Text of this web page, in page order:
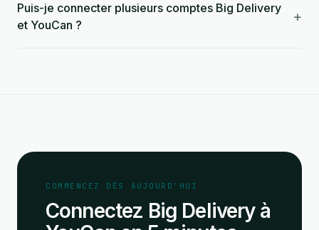
Puis-je connecter plusieurs comptes Big Delivery
et YouCan ?
+
COMMENCEZ DÈS AUJOURD'HUI
Connectez Big Delivery à